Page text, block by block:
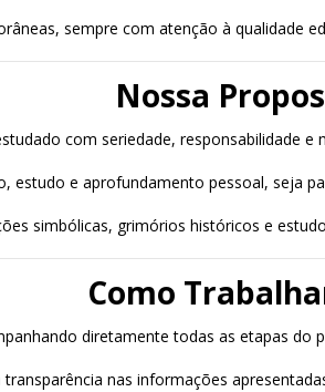
sempre com atenção à qualidade
Nossa
com seriedade, responsabilidade e
estudo e aprofundamento pessoal, seja
simbólicas, grimórios históricos e
Como
diretamente todas as etapas
nas informações